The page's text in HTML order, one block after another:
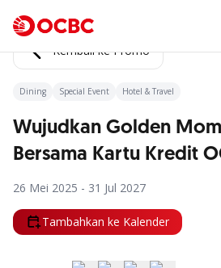
Kembali ke Promo
Dining Special Event Hotel & Travel
Wujudkan Golden
Bersama Kartu Kredit
26 Mei 2025 - 31 Jul 2027
Tambahkan ke Kalender